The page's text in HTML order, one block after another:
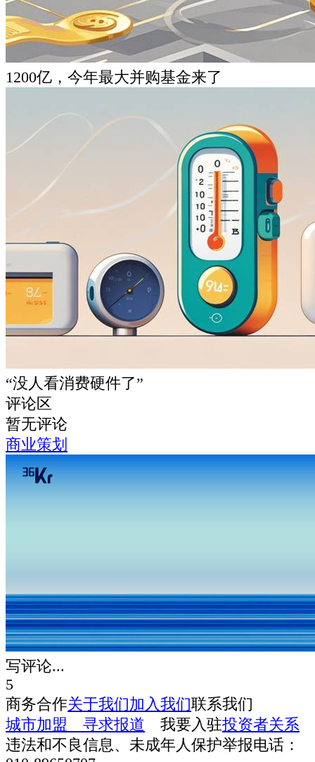
1200亿，今年最大并购基金来了
“没人看消费硬件了”
评论区
暂无评论
商业策划
写评论...
5
商务合作关于我们加入我们联系我们
城市加盟 寻求报道 我要入驻投资者关系
违法和不良信息、未成年人保护举报电话：